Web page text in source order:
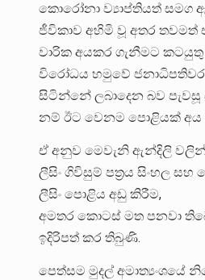
කොරෝනා ව්‍යාප්තියත් සමග
ජීවිකාව අහිමි වූ අතර තවමත්
වාරික අයකර ගැනීමට
විරෝධය හමුවේ
සිටින්නේ ලබාදෙන බව
නම් ඊට වෙනම පොළියක් අය
ඒ අනුව මෙවැනි ඇන්දිලි
ලීසිං ගිවිසුම් පත්‍රය සිංහල සහ
ලීසිං පොළිය අඩු කිරීම,
අමතර කොටස් මත පනවා
ඉදිරිපත් කර තිබුණි.
පෙත්සම මුදල් අමාත්‍යංශයේ